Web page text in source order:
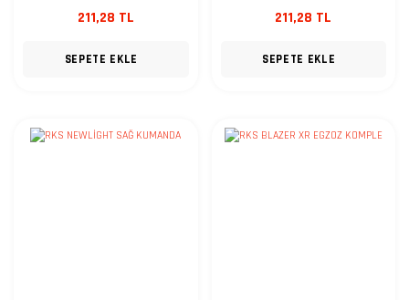
211,28 TL
SEPETE EKLE
211,28 TL
SEPETE EKLE